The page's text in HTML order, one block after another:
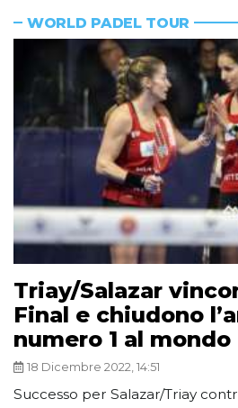
WORLD PADEL TOUR
Triay/Salazar
Final e chiudono
numero 1 al mondo
18 Dicembre 2022, 14:51
Successo per Salazar/Triay